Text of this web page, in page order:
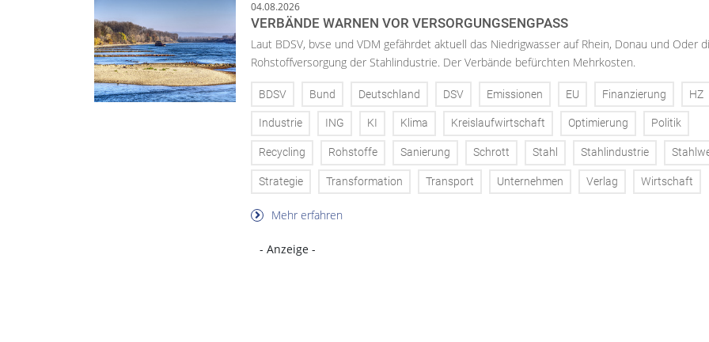
04.08.2026
VERBÄNDE WARNEN VOR VERSORGUNGSENGPASS
Laut BDSV, bvse und VDM gefährdet aktuell das Niedrigwasser auf Rhein, Donau und Oder
Rohstoffversorgung der Stahlindustrie. Der Verbände befürchten Mehrkosten.
BDSV Bund Deutschland DSV Emissionen EU Finanzierung HZ
Industrie ING KI Klima Kreislaufwirtschaft Optimierung Politik
Recycling Rohstoffe Sanierung Schrott Stahl Stahlindustrie
Strategie Transformation Transport Unternehmen Verlag Wirtschaft
Mehr erfahren
- Anzeige -